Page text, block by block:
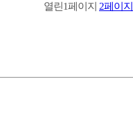
열린1페이지 2페이지